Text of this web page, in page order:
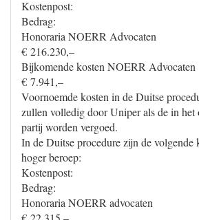
Kostenpost:
Bedrag:
Honoraria NOERR Advocaten
€ 216.230,–
Bijkomende kosten NOERR Advocaten
€ 7.941,–
Voornoemde kosten in de Duitse
zullen volledig door Uniper als de in het
partij worden vergoed.
In de Duitse procedure zijn de volgende
hoger beroep:
Kostenpost:
Bedrag:
Honoraria NOERR advocaten